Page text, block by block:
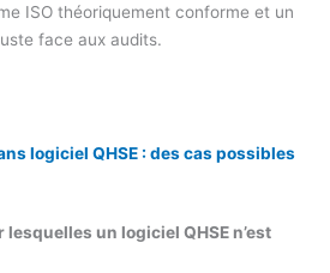
ISO théoriquement conforme et un
face aux audits.
logiciel QHSE : des cas possibles
un logiciel QHSE n’est